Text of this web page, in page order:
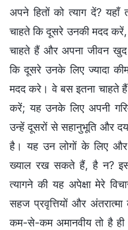
अपने हितों को त्याग दें?
चाहते कि दूसरे उनकी मदद करें,
चाहते हैं और अपना जीवन खुद
कि दूसरे उनके लिए ज्यादा
मदद करे। वे बस इतना चाहते
करें; यह उनके लिए अपनी
उन्हें दूसरों से सहानुभूति और
है। यह उन लोगों के लिए
ख्याल रख सकते हैं, है न?
त्यागने की यह अपेक्षा मेरे
सहज प्रवृत्तियों और
कम-से-कम अमानवीय तो है